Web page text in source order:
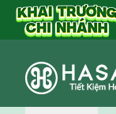
Logo